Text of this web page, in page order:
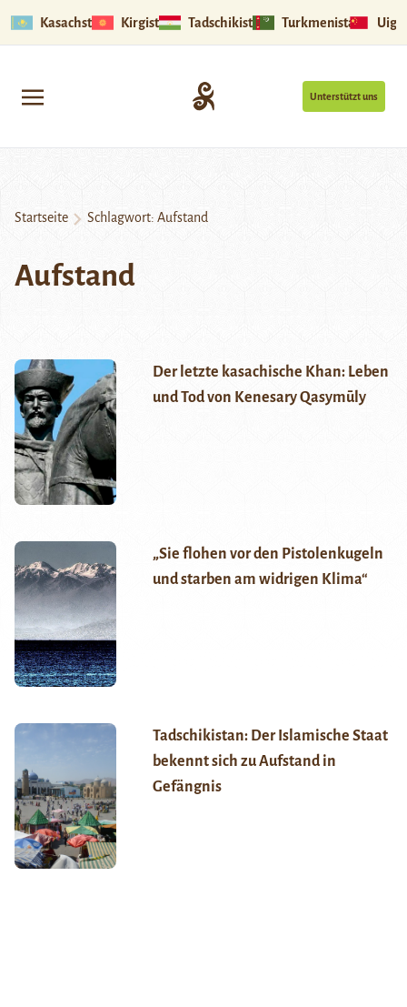
Kasachstan Kirgistan Tadschikistan Turkmenistan
Unterstützt uns
Startseite Schlagwort: Aufstand
Aufstand
Der letzte kasachische Khan: Leben
und Tod von Kenesary Qasymūly
„Sie flohen vor den Pistolenkugeln
und starben am widrigen Klima“
Tadschikistan: Der Islamische Staat
bekennt sich zu Aufstand in
Gefängnis